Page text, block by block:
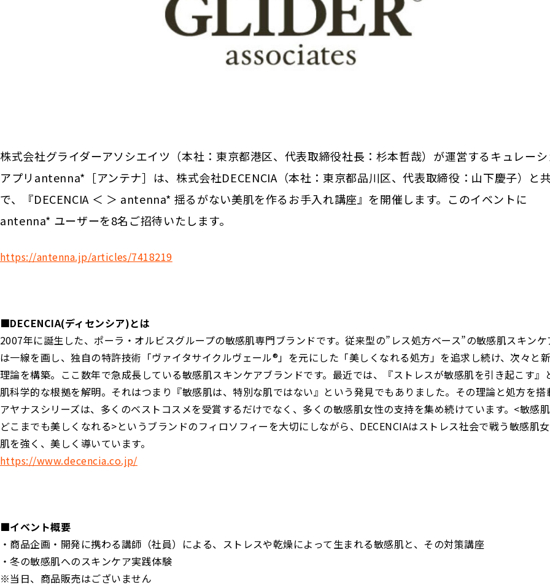
株式会社グライダーアソシエイツ（本社：東京都港区、代表取締役社長：杉本哲哉）が運営するキュレー
アプリantenna*［アンテナ］は、株式会社DECENCIA（本社：東京都品川区、代表取締役：山下慶子）と
で、『DECENCIA ＜ ＞ antenna* 揺るがない美肌を作るお手入れ講座』を開催します。このイベントに
antenna* ユーザーを8名ご招待いたします。
https://antenna.jp/articles/7418219
■DECENCIA(ディセンシア)とは
2007年に誕生した、ポーラ・オルビスグループの敏感肌専門ブランドです。従来型の”レス処方ベース”の敏感肌スキンケ
は一線を画し、独自の特許技術「ヴァイタサイクルヴェール®」を元にした「美しくなれる処方」を追求し続け、次々と
理論を構築。ここ数年で急成長している敏感肌スキンケアブランドです。最近では、『ストレスが敏感肌を引き起こす』
肌科学的な根拠を解明。それはつまり『敏感肌は、特別な肌ではない』という発見でもありました。その理論と処方を搭
アヤナスシリーズは、多くのベストコスメを受賞するだけでなく、多くの敏感肌女性の支持を集め続けています。<敏感肌
どこまでも美しくなれる>というブランドのフィロソフィーを大切にしながら、DECENCIAはストレス社会で戦う敏感肌
肌を強く、美しく導いています。
https://www.decencia.co.jp/
■イベント概要
・商品企画・開発に携わる講師（社員）による、ストレスや乾燥によって生まれる敏感肌と、その対策講座
・冬の敏感肌へのスキンケア実践体験
※当日、商品販売はございません